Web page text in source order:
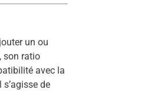
un ou
son ratio
avec la
de